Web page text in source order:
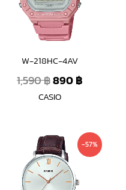
W-218HC-4AV
1,590฿890฿
CASIO
-57%
Original
price
was:
2,290 ฿.
Current
price